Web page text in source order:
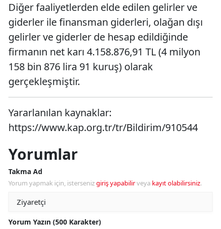
Diğer faaliyetlerden elde edilen gelirler ve
giderler ile finansman giderleri, olağan dışı
gelirler ve giderler de hesap edildiğinde
firmanın net karı 4.158.876,91 TL (4 milyon
158 bin 876 lira 91 kuruş) olarak
gerçekleşmiştir.
Yararlanılan kaynaklar:
https://www.kap.org.tr/tr/Bildirim/910544
Yorumlar
Takma Ad
Yorum yapmak için, istersenizgiriş yapabilirveya kayıt olabilirsiniz.
Yorum Yazın (500 Karakter)